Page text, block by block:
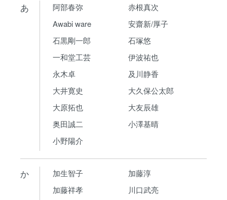
あ 阿部春弥
赤根真次
Awabi ware
安齋新/厚子
石黒剛一郎
石塚悠
一和堂工芸
伊波祐也
永木卓
及川静香
大井寛史
大久保公太郎
大原拓也
大友辰雄
奥田誠二
小澤基晴
小野陽介
か 加生智子
加藤淳
加藤祥孝
川口武亮